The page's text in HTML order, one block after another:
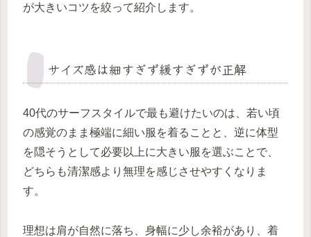
が大きいコツを絞って紹介します。
サイズ感は細すぎず緩すぎずが正解
40代のサーフスタイルで最も避けたいのは、若い頃
の感覚のまま極端に細い服を着ることと、逆に体型
を隠そうとして必要以上に大きい服を選ぶことで、
どちらも清潔感より無理を感じさせやすくなりま
す。
理想は肩が自然に落ち、身幅に少し余裕があり、着